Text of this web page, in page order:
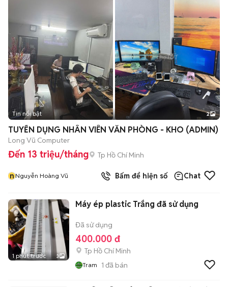
Tin nổi bật 2
TUYỂN DỤNG NHÂN VIÊN VĂN PHÒNG - KHO (ADMIN)
Long Vũ Computer
Đến 13 triệu/tháng Tp Hồ Chí Minh
nNguyễn Hoàng Vũ Bấm để hiện số Chat
1 phút trước 3
Máy ép plastic Trắng đã sử dụng
Đã sử dụng
400.000 đ
Tp Hồ Chí Minh
Tram 1 đã bán